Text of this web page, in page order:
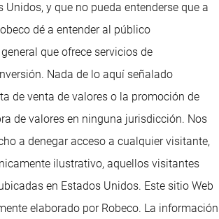
Unidos, y que no pueda entenderse que a
dé a entender al público
que ofrece servicios de
Nada de lo aquí señalado
de venta de valores o la promoción de
de valores en ninguna jurisdicción. Nos
a denegar acceso a cualquier visitante,
ilustrativo, aquellos visitantes
en Estados Unidos. Este sitio Web
elaborado por Robeco. La información